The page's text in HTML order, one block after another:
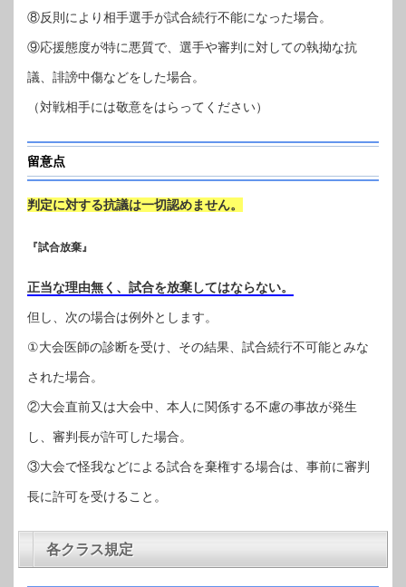
⑧反則により相手選手が試合続行不能になった場合。
⑨応援態度が特に悪質で、選手や審判に対しての執拗な抗
議、誹謗中傷などをした場合。
（対戦相手には敬意をはらってください）
留意点
判定に対する抗議は一切認めません。
『試合放棄』
正当な理由無く、試合を放棄してはならない。
但し、次の場合は例外とします。
①大会医師の診断を受け、その結果、試合続行不可能とみな
された場合。
②大会直前又は大会中、本人に関係する不慮の事故が発生
し、審判長が許可した場合。
③大会で怪我などによる試合を棄権する場合は、事前に審判
長に許可を受けること。
各クラス規定